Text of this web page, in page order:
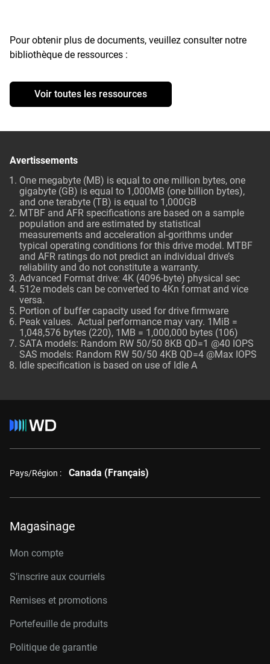
Pour obtenir plus de documents, veuillez consulter notre
bibliothèque de ressources :
Voir toutes les ressources
Avertissements
One megabyte (MB) is equal to one million bytes, one
gigabyte (GB) is equal to 1,000MB (one billion bytes),
and one terabyte (TB) is equal to 1,000GB
MTBF and AFR specifications are based on a sample
population and are estimated by statistical
measurements and acceleration al-gorithms under
typical operating conditions for this drive model. MTBF
and AFR ratings do not predict an individual drive’s
reliability and do not constitute a warranty.
Advanced Format drive: 4K (4096-byte) physical sec
512e models can be converted to 4Kn format and vice
versa.
Portion of buffer capacity used for drive firmware
Peak values. Actual performance may vary. 1MiB =
1,048,576 bytes (220), 1MB = 1,000,000 bytes (106)
SATA models: Random RW 50/50 8KB QD=1 @40 IOPS
SAS models: Random RW 50/50 4KB QD=4 @Max IOPS
Idle specification is based on use of Idle A
Pays/Région : Canada (Français)
Magasinage
Mon compte
S’inscrire aux courriels
Remises et promotions
Portefeuille de produits
Politique de garantie